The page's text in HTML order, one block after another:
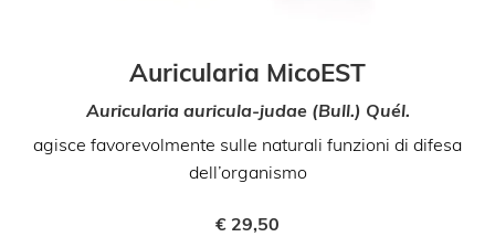
Auricularia MicoEST
Auricularia auricula-judae (Bull.) Quél.
agisce favorevolmente sulle naturali funzioni di difesa
dell’organismo
€ 29,50